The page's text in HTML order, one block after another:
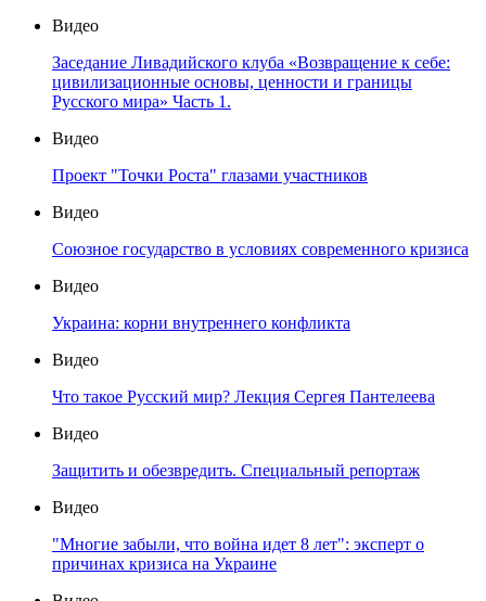
Видео
Заседание Ливадийского клуба «Возвращение к себе:
цивилизационные основы, ценности и границы
Русского мира» Часть 1.
Видео
Проект "Точки Роста" глазами участников
Видео
Союзное государство в условиях современного кризиса
Видео
Украина: корни внутреннего конфликта
Видео
Что такое Русский мир? Лекция Сергея Пантелеева
Видео
Защитить и обезвредить. Специальный репортаж
Видео
"Многие забыли, что война идет 8 лет": эксперт о
причинах кризиса на Украине